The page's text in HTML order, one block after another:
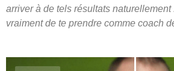
arriver à de tels résultats naturellement
vraiment de te prendre comme coach